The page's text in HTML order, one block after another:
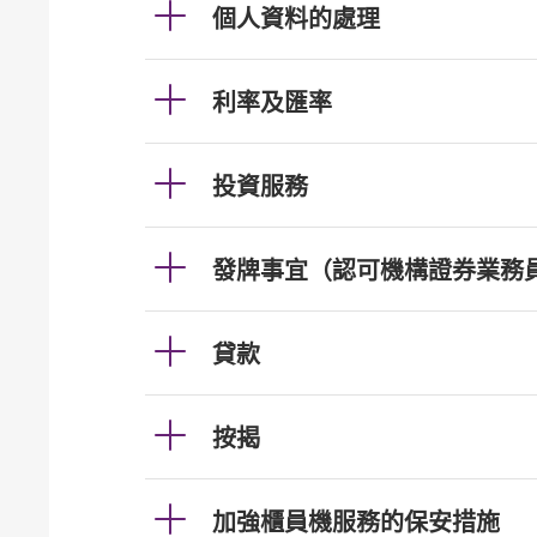
個人資料的處理
利率及匯率
投資服務
發牌事宜（認可機構證券業務
貸款
按揭
加強櫃員機服務的保安措施